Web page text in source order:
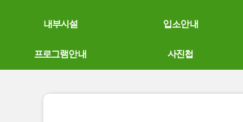
내부시설 입소안내
프로그램안내 사진첩